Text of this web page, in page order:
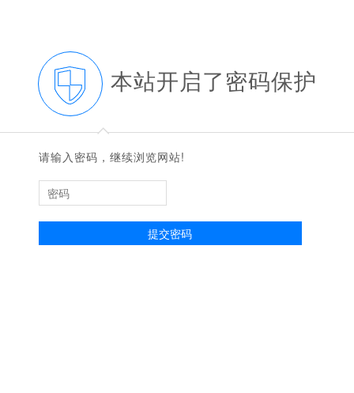
本站开启了密码保护
◆
◆
请输入密码，继续浏览网站!
提交密码